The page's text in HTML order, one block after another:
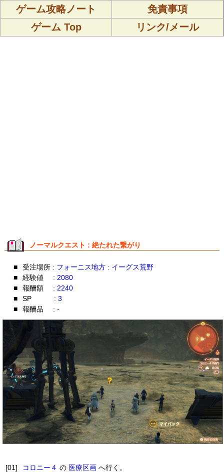
ゲーム攻略ノート
免責事項
ゲーム Top
リンク/メール
ノーマルクエスト : 絶たれた繋がり
■ 受注場所 : フォーニス地方 : イーグス荒野
■
経験値
: 2080
■
報酬額
: 2240
■
SP
: 3
■
報酬品 : -
[01] コロニー４ の 医療区画へ行く。